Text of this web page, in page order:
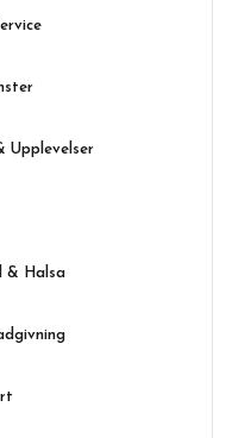
Upplevelser
& Halsa